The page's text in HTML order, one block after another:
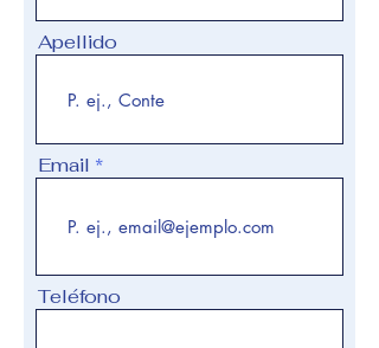
Apellido
Email
Teléfono